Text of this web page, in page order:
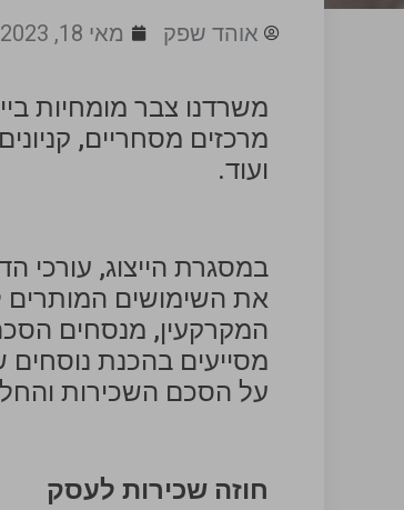
אוהד שפק מאי 18, 2023
משרדנו צבר מומחיות
מרכזים מסחריים,
ועוד.
במסגרת הייצוג, עורכי
את השימושים המותרים
המקרקעין, מנסחים
מסייעים בהכנת
על הסכם השכירות
חוזה שכירות לעסק